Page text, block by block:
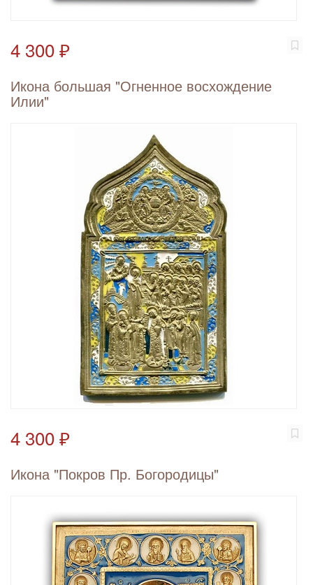
4 300 ₽
Икона большая "Огненное восхождение
Илии"
4 300 ₽
Икона "Покров Пр. Богородицы"